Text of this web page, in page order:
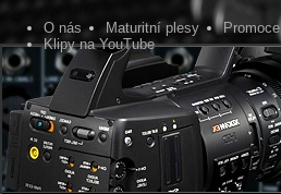
O nás Maturitní plesy Promoce
Klipy na YouTube